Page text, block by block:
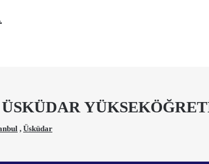
, Üsküdar